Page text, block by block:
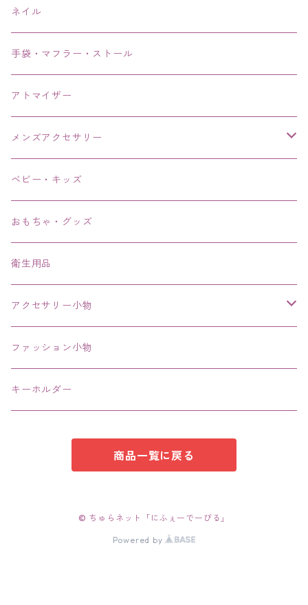
ネイル
手袋・マフラー・ストール
アトマイザー
メンズアクセサリー
リング、指輪
ブレスレット、バングル、ブレス、腕輪
ネックレス、チョーカー
その他
ベビー・キッズ
おもちゃ・グッズ
衛生用品
アクセサリー小物
エコバッグ コンビニ
ファッション小物
キーホルダー
商品一覧に戻る
© ちゅらネット「にふぇーでーびる」
Powered by